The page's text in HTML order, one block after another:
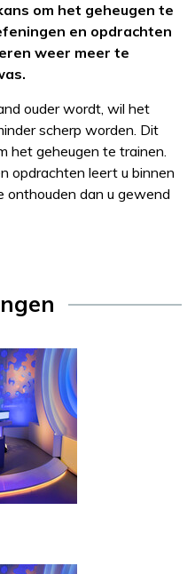
om het geheugen te
en opdrachten
weer meer te
ouder wordt, wil het
scherp worden. Dit
het geheugen te trainen.
opdrachten leert u binnen
dan u gewend